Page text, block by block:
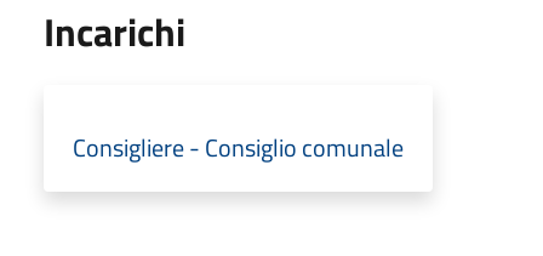
Incarichi
Consigliere - Consiglio comunale